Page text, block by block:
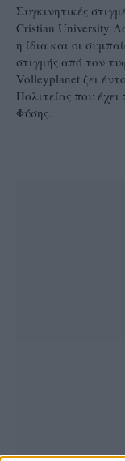
Συγκινητικές
Cristian University
η ίδια και οι
στιγμής από τον
Volleyplanet ζει
Πολιτείας που
Φύσης.